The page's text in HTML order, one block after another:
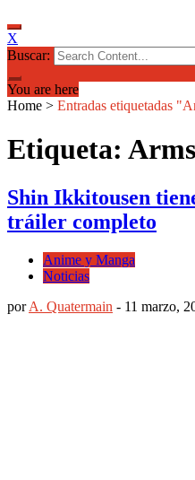
X
Buscar:
You are here
Home > Entradas etiquetadas
Etiqueta: Arms
Shin Ikkitousen
tráiler completo
Anime y Manga
Noticias
porA. Quatermain - 11 marzo,